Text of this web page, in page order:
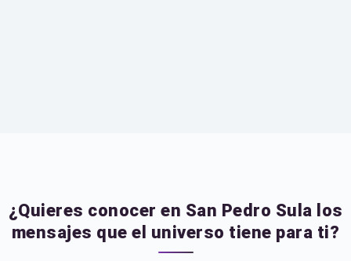
¿Quieres conocer en San Pedro Sula los
mensajes que el universo tiene para ti?